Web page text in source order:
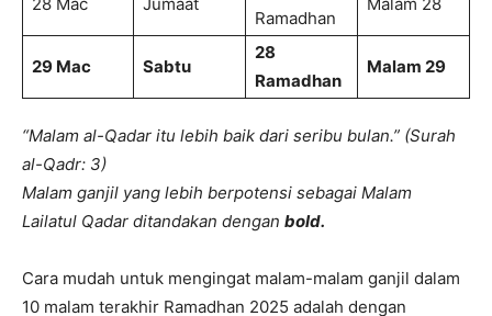
28 Mac Jumaat
Ramadhan
Malam 28
29 Mac Sabtu
28
Ramadhan
Malam 29
“Malam al-Qadar itu lebih baik dari seribu bulan.” (Surah
al-Qadr: 3)
Malam ganjil yang lebih berpotensi sebagai Malam
Lailatul Qadar ditandakan dengan bold.
Cara mudah untuk mengingat malam-malam ganjil dalam
10 malam terakhir Ramadhan 2025 adalah dengan